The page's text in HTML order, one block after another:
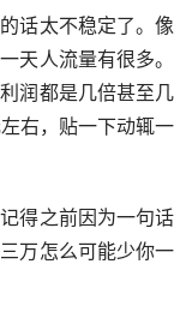
话太不稳定了。像
天人流量有很多。
润都是几倍甚至几
右，贴一下动辄一
得之前因为一句话
万怎么可能少你一